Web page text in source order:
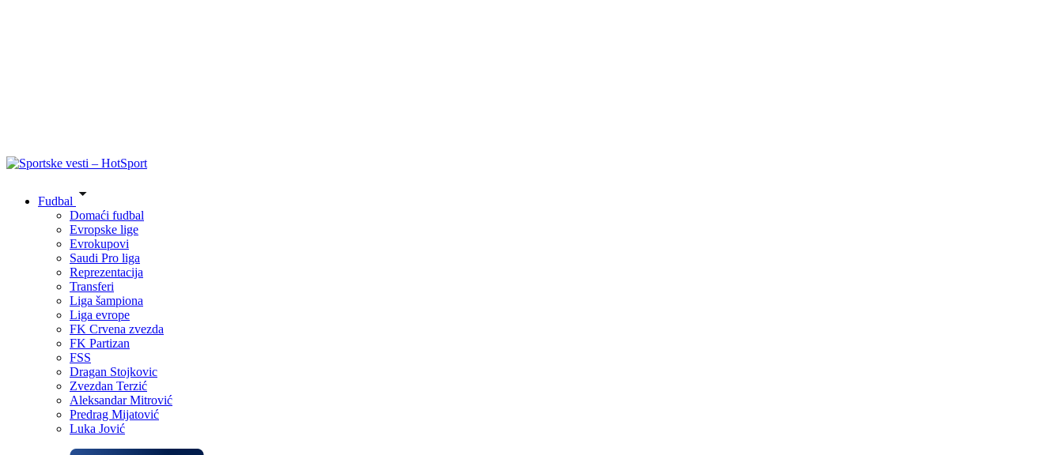
Fudbal
Domaći fudbal
Evropske lige
Evrokupovi
Saudi Pro liga
Reprezentacija
Transferi
Liga šampiona
Liga evrope
FK Crvena zvezda
FK Partizan
FSS
Dragan Stojkovic
Zvezdan Terzić
Aleksandar Mitrović
Predrag Mijatović
Luka Jović